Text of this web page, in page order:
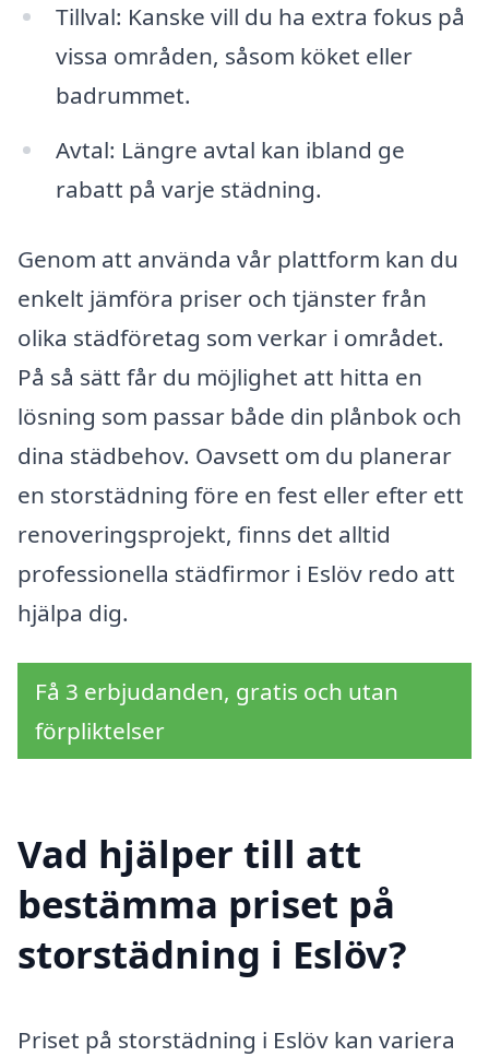
Tillval: Kanske vill du ha extra fokus på
vissa områden, såsom köket eller
badrummet.
Avtal: Längre avtal kan ibland ge
rabatt på varje städning.
Genom att använda vår plattform kan du
enkelt jämföra priser och tjänster från
olika städföretag som verkar i området.
På så sätt får du möjlighet att hitta en
lösning som passar både din plånbok och
dina städbehov. Oavsett om du planerar
en storstädning före en fest eller efter ett
renoveringsprojekt, finns det alltid
professionella städfirmor i Eslöv redo att
hjälpa dig.
Få 3 erbjudanden, gratis och utan
förpliktelser
Vad hjälper till att
bestämma priset på
storstädning i Eslöv?
Priset på storstädning i Eslöv kan variera